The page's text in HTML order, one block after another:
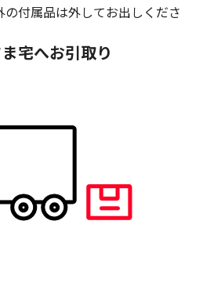
付属品は外してお出しくださ
宅へお引取り